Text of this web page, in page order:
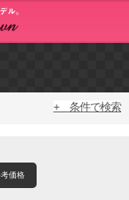
+ 条件で検索
価格